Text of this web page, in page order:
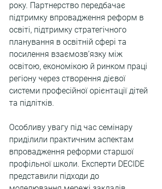
року. Партнерство передбачає
підтримку впровадження реформ в
освіті, підтримку стратегічного
планування в освітній сфері та
посилення взаємозв’язку між
освітою, економікою й ринком праці
регіону через створення дієвої
системи професійної орієнтації дітей
та підлітків.
Особливу увагу під час семінару
приділили практичним аспектам
впровадження реформи старшої
профільної школи. Експерти DECIDE
представили підходи до